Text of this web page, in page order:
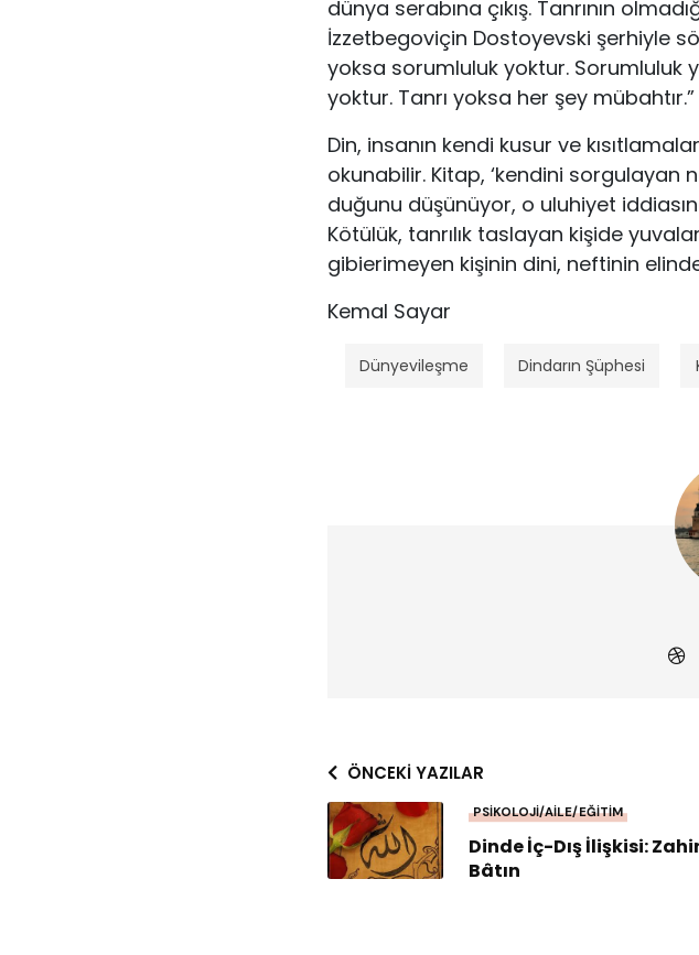
dünya serabına çıkış. Tanrının
İzzetbegoviçin Dostoyevski şerhiyle
yoksa sorumluluk yoktur. Sorumluluk
yoktur. Tanrı yoksa her şey mübahtır.”
Din, insanın kendi kusur ve
okunabilir. Kitap, ‘kendini sorgulayan
duğunu düşünüyor, o uluhiyet
Kötülük, tanrılık taslayan kişi­de
gibierimeyen kişinin dini, neftinin
Kemal Sayar
Dünyevileşme Dindarın Şüphesi
ÖNCEKI YAZILAR
PSIKOLOJI/AILE/EĞITIM
Dinde İç-Dış İlişkisi:
Bâtın